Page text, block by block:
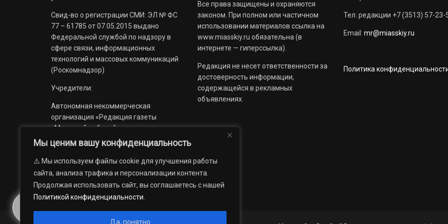
Мы ценим вашу конфиденциальность
⚠️ Мы используем файлы cookie для улучшения работы
сайта, анализа трафика и персонализации контента.
Продолжая использовать сайт, вы соглашаетесь с нашей
Политикой конфиденциальности
Да, понятно
Свид-во о регистрации СМИ: ЭЛ № ФС
77 – 61785 от 07.05.2015 выдано
Федеральной службой по надзору в
сфере связи, информационных
технологий и массовых коммуникаций
(Роскомнадзор)
Учредители:
Автономная некоммерческая
организация «Редакция газеты
«Миасский рабочий»;
Областное государственное
учреждение «Издательский дом
«Губерния».
Все права защищены и охраняются
законом. При полном или частичном
использовании материалов ссылка на
www.miasskiy.ru обязательна (в
интернете — гиперссылка).
Редакция не несет ответственности за
достоверность информации,
содержащейся в рекламных
объявлениях.
Тел. редакции +7 (3513) 57-23-
Email: mr@miasskiy.ru
Политика